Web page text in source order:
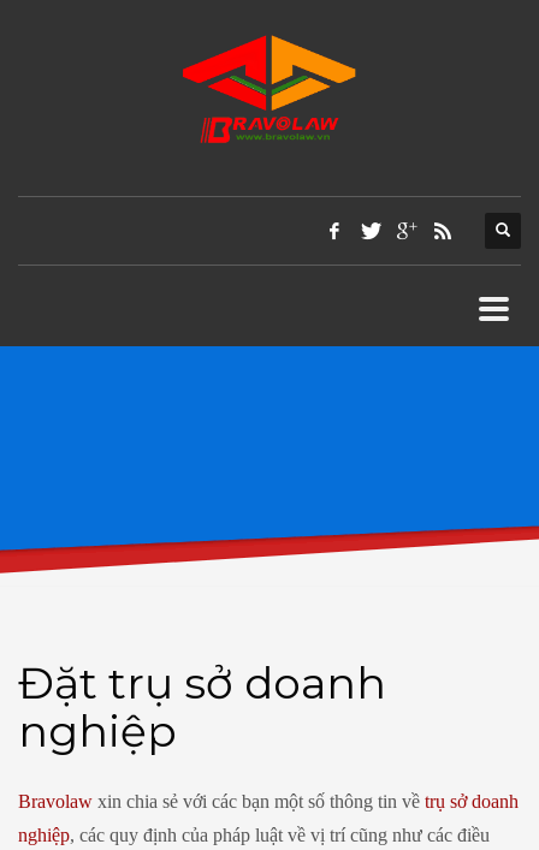
Đặt trụ sở doanh
nghiệp
Bravolaw xin chia sẻ với các bạn một số thông tin về trụ sở doanh
nghiệp, các quy định của pháp luật về vị trí cũng như các điều